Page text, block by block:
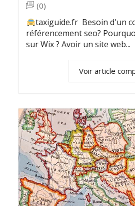
(0)
taxiguide.fr Besoin d'un
référencement seo?
sur Wix ? Avoir un site web...
Voir article